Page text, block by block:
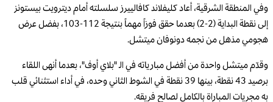
وفي المنطقة الشرقية، أعاد كليفلاند كافالييرز سلسلته أمام ديترويت بيستونز
إلى نقطة البداية (2-2) بعدما حقق فوزاً مهماً بنتيجة 112-103، بفضل عرض
هجومي مذهل من نجمه دونوفان ميتشل.
وقدّم ميتشل واحدة من أفضل مبارياته في الـ "بلاي أوف"، بعدما أنهى اللقاء
برصيد 43 نقطة، بينها 39 نقطة في الشوط الثاني وحده، في أداء استثنائي قلب
به مجريات المباراة بالكامل لصالح فريقه.